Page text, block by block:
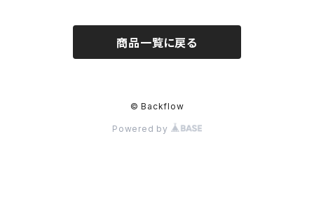
ROUGH TAIL
ACCESSORIES
商品一覧に戻る
© Backflow
Powered by